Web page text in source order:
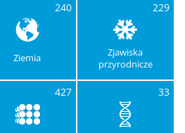
240
Ziemia
229
Zjawiska
przyrodnicze
427 33